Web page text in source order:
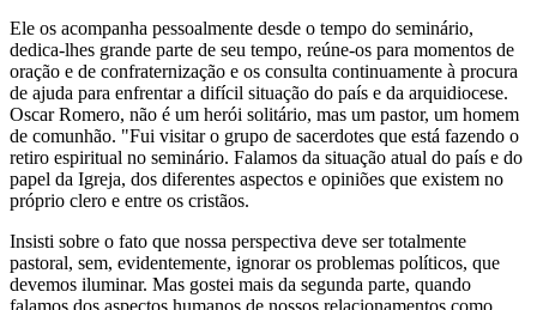
Ele os acompanha pessoalmente desde o tempo do seminário,
dedica-lhes grande parte de seu tempo, reúne-os para momentos de
oração e de confraternização e os consulta continuamente à procura
de ajuda para enfrentar a difícil situação do país e da arquidiocese.
Oscar Romero, não é um herói solitário, mas um pastor, um homem
de comunhão. "Fui visitar o grupo de sacerdotes que está fazendo o
retiro espiritual no seminário. Falamos da situação atual do país e do
papel da Igreja, dos diferentes aspectos e opiniões que existem no
próprio clero e entre os cristãos.
Insisti sobre o fato que nossa perspectiva deve ser totalmente
pastoral, sem, evidentemente, ignorar os problemas políticos, que
devemos iluminar. Mas gostei mais da segunda parte, quando